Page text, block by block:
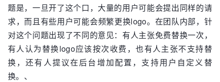
题是，一旦开了这个口，大量的用户可能会提出同样的请
求，而且有些用户可能会频繁更换logo。在团队内部，针
对这个问题出现了不同的意见：有人主张免费替换一次，
有人认为替换logo应该按次收费，也有人主张不支持替
换，还有人提议在后台增加配置，支持用户自定义替
换。 、